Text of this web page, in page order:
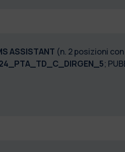
ASSISTANT (n. 2 posizioni
;